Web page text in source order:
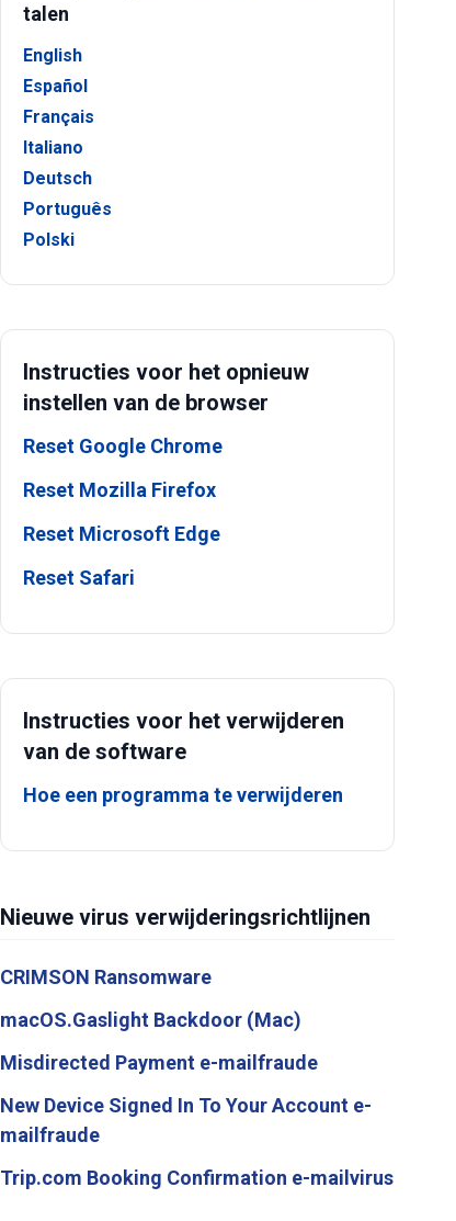
talen
English
Español
Français
Italiano
Deutsch
Português
Polski
Instructies voor het opnieuw
instellen van de browser
Reset Google Chrome
Reset Mozilla Firefox
Reset Microsoft Edge
Reset Safari
Instructies voor het verwijderen
van de software
Hoe een programma te verwijderen
Nieuwe virus verwijderingsrichtlijnen
CRIMSON Ransomware
macOS.Gaslight Backdoor (Mac)
Misdirected Payment e-mailfraude
New Device Signed In To Your Account e-
mailfraude
Trip.com Booking Confirmation e-mailvirus